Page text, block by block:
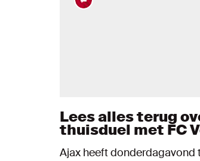
Lees alles terug
thuisduel met FC
Ajax heeft donderdagavond